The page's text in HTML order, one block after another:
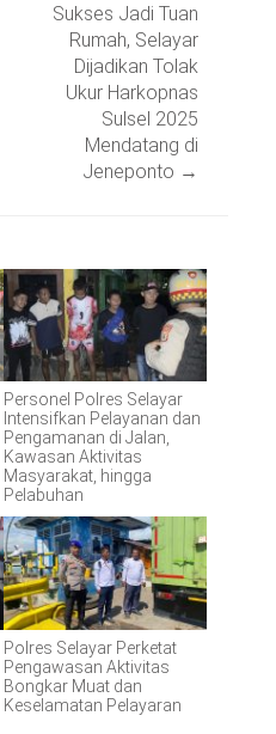
Sukses Jadi Tuan
Rumah, Selayar
Dijadikan Tolak
Ukur Harkopnas
Sulsel 2025
Mendatang di
Jeneponto →
Personel Polres Selayar
Intensifkan Pelayanan dan
Pengamanan di Jalan,
Kawasan Aktivitas
Masyarakat, hingga
Pelabuhan
Polres Selayar Perketat
Pengawasan Aktivitas
Bongkar Muat dan
Keselamatan Pelayaran